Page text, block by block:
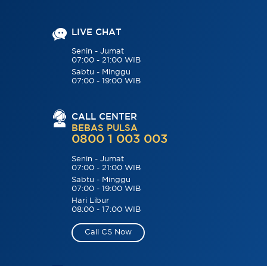
LIVE CHAT
Senin - Jumat
07:00 - 21:00 WIB
Sabtu - Minggu
07:00 - 19:00 WIB
CALL CENTER
BEBAS PULSA
0800 1 003 003
Senin - Jumat
07:00 - 21:00 WIB
Sabtu - Minggu
07:00 - 19:00 WIB
Hari Libur
08:00 - 17:00 WIB
Call CS Now